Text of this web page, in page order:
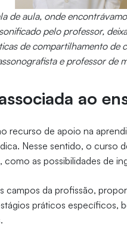
de aula, onde
pelo professor,
de compartilhamento de
e professor de
ao
recurso de apoio na
Nesse sentido, o curso
as possibilidades de
campos da profissão,
práticos específicos,